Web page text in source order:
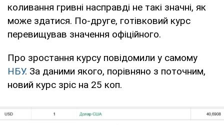
коливання гривні насправді не такі значні, як
може здатися. По-друге, готівковий курс
перевищував значення офіційного.
Про зростання курсу повідомили у самому
НБУ. За даними якого, порівняно з поточним,
новий курс зріс на 25 коп.